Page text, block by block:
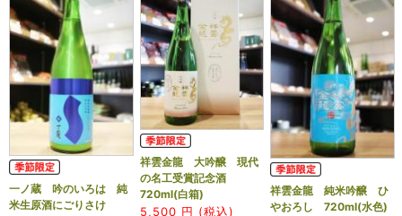
一ノ蔵 吟のいろは 純
米生原酒にごりさけ
祥雲金龍 大吟醸 現代
の名工受賞記念酒
720ml(白箱)
5,500 円 (税込)
祥雲金龍 純米吟醸 ひ
やおろし 720ml(水色)